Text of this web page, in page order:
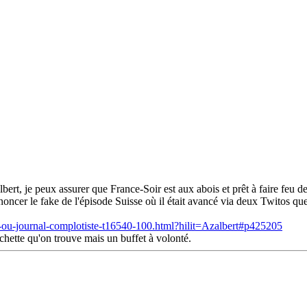
je peux assurer que France-Soir est aux abois et prêt à faire feu
le fake de l'épisode Suisse où il était avancé via deux Twitos
journal-complotiste-t16540-100.html?hilit=Azalbert#p425205
qu'on trouve mais un buffet à volonté.